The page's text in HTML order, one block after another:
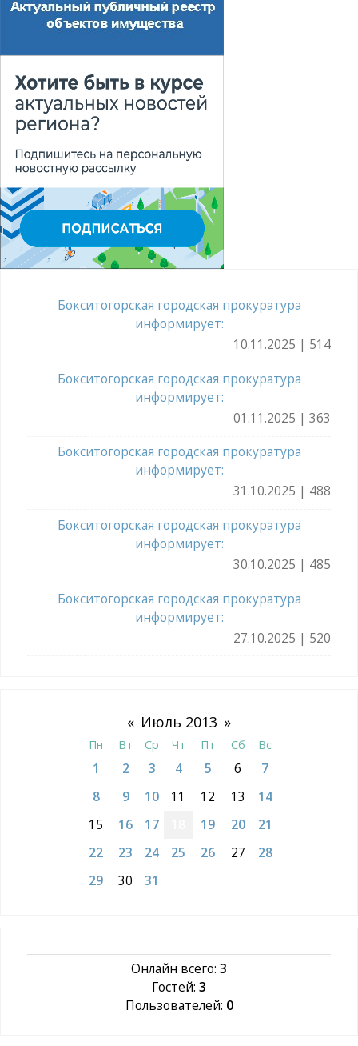
Бокситогорская городская прокуратура
информирует:
10.11.2025 | 514
Бокситогорская городская прокуратура
информирует:
01.11.2025 | 363
Бокситогорская городская прокуратура
информирует:
31.10.2025 | 488
Бокситогорская городская прокуратура
информирует:
30.10.2025 | 485
Бокситогорская городская прокуратура
информирует:
27.10.2025 | 520
« Июль 2013 »
Пн Вт Ср Чт Пт Сб Вс
1 2 3 4 5 6
7
8
9 10 11 12 13
14
15
16 17 19 20
21
22
23 24 25 26 27
28
29
30 31
Онлайн всего: 3
Гостей: 3
Пользователей: 0